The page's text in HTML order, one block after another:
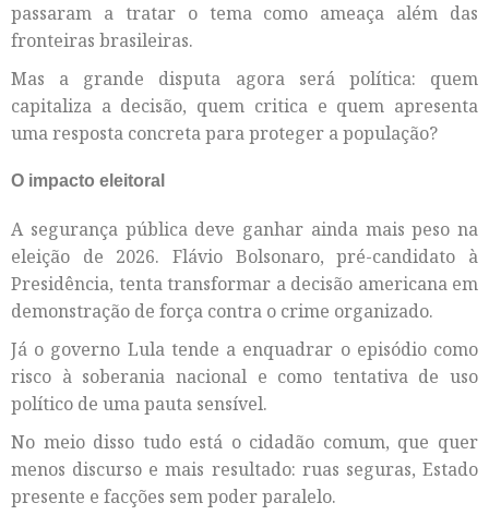
passaram a tratar o tema como ameaça além das
fronteiras brasileiras.
Mas a grande disputa agora será política: quem
capitaliza a decisão, quem critica e quem apresenta
uma resposta concreta para proteger a população?
O impacto eleitoral
A segurança pública deve ganhar ainda mais peso na
eleição de 2026. Flávio Bolsonaro, pré-candidato à
Presidência, tenta transformar a decisão americana em
demonstração de força contra o crime organizado.
Já o governo Lula tende a enquadrar o episódio como
risco à soberania nacional e como tentativa de uso
político de uma pauta sensível.
No meio disso tudo está o cidadão comum, que quer
menos discurso e mais resultado: ruas seguras, Estado
presente e facções sem poder paralelo.